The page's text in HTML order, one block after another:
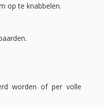
op te knabbelen.
worden of per volle